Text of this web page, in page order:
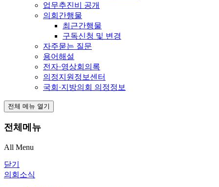
업무추진비 공개
의회간행물
최근간행물
구독신청 및 변경
자주묻는 질문
용어해설
전자·영상회의록
의정지원정보센터
국회·지방의회 의정정보
전체 메뉴 열기
전체메뉴
All Menu
닫기
의회소식